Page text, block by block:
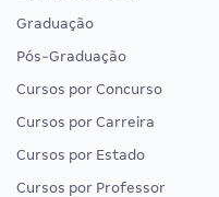
Graduação
Pós-Graduação
Cursos por Concurso
Cursos por Carreira
Cursos por Estado
Cursos por Professor